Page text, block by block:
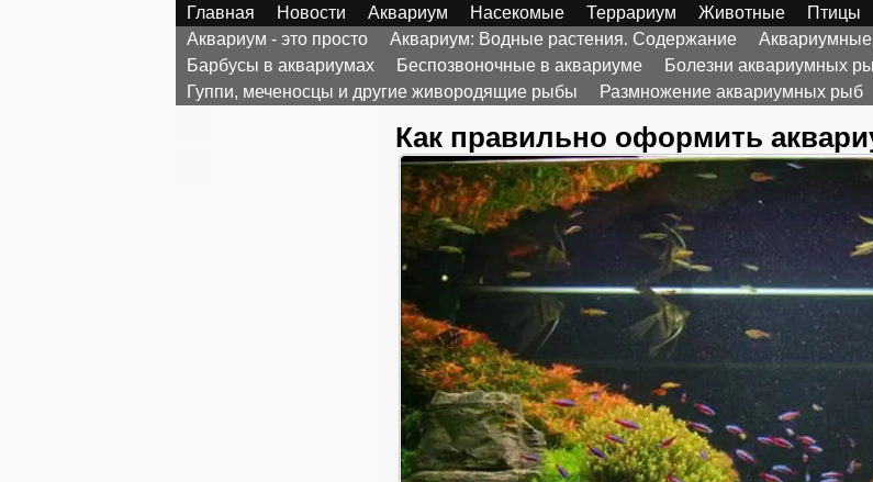
Главная Новости Аквариум Насекомые Террариум Животные Птицы
Аквариум - это просто
Аквариум: Водные растения. Содержание
Аквариумные
Барбусы в аквариумах
Беспозвоночные в аквариуме
Болезни аквариумных
Гуппи, меченосцы и другие живородящие рыбы
Размножение аквариумных рыб
Как правильно оформить